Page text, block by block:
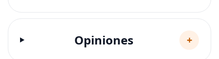
Opiniones +